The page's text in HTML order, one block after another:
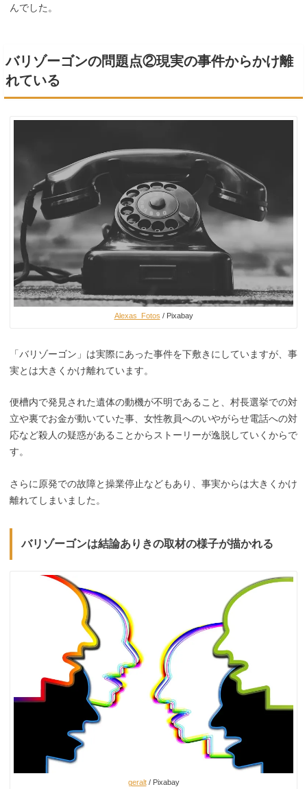
んでした。
バリゾーゴンの問題点②現実の事件からかけ離
れている
Alexas_Fotos / Pixabay
「バリゾーゴン」は実際にあった事件を下敷きにしていますが、事
実とは大きくかけ離れています。
便槽内で発見された遺体の動機が不明であること、村長選挙での対
立や裏でお金が動いていた事、女性教員へのいやがらせ電話への対
応など殺人の疑惑があることからストーリーが逸脱していくからで
す。
さらに原発での故障と操業停止などもあり、事実からは大きくかけ
離れてしまいました。
バリゾーゴンは結論ありきの取材の様子が描かれる
geralt/ Pixabay